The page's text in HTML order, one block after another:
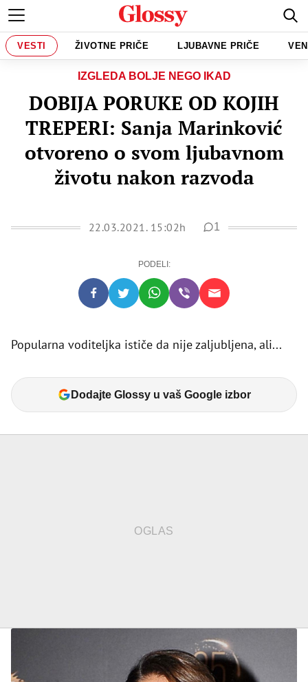
VESTI ŽIVOTNE PRIČE LJUBAVNE PRIČE
IZGLEDA BOLJE NEGO IKAD
DOBIJA PORUKE OD KOJIH
TREPERI: Sanja Marinković
otvoreno o svom ljubavnom
životu nakon razvoda
22.03.2021. 15:02h 1
PODELI:
Popularna voditeljka ističe da nije zaljubljena, ali...
Dodajte Glossy u vaš Google izbor